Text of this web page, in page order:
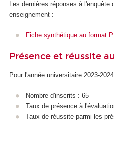
Les dernières réponses à l'enquête
enseignement :
Fiche synthétique au format
Présence et réussite
Pour l'année universitaire 2023-
Nombre d'inscrits : 65
Taux de présence à
Taux de réussite parmi les